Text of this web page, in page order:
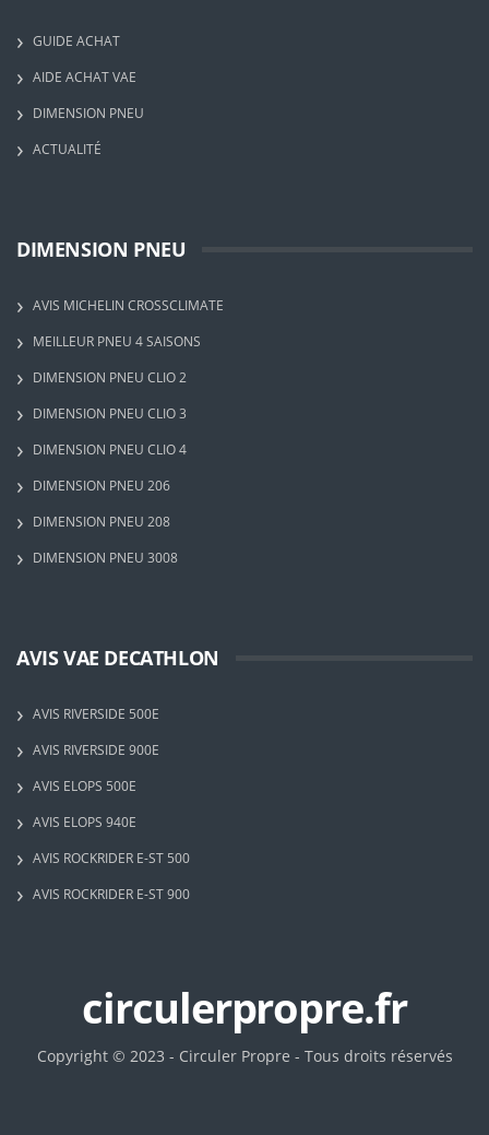
GUIDE ACHAT
AIDE ACHAT VAE
DIMENSION PNEU
ACTUALITÉ
DIMENSION PNEU
AVIS MICHELIN CROSSCLIMATE
MEILLEUR PNEU 4 SAISONS
DIMENSION PNEU CLIO 2
DIMENSION PNEU CLIO 3
DIMENSION PNEU CLIO 4
DIMENSION PNEU 206
DIMENSION PNEU 208
DIMENSION PNEU 3008
AVIS VAE DECATHLON
AVIS RIVERSIDE 500E
AVIS RIVERSIDE 900E
AVIS ELOPS 500E
AVIS ELOPS 940E
AVIS ROCKRIDER E-ST 500
AVIS ROCKRIDER E-ST 900
circulerpropre.fr
Copyright © 2023 - Circuler Propre - Tous droits réservés